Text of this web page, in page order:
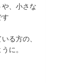
、小さな
す
る方の、
に。